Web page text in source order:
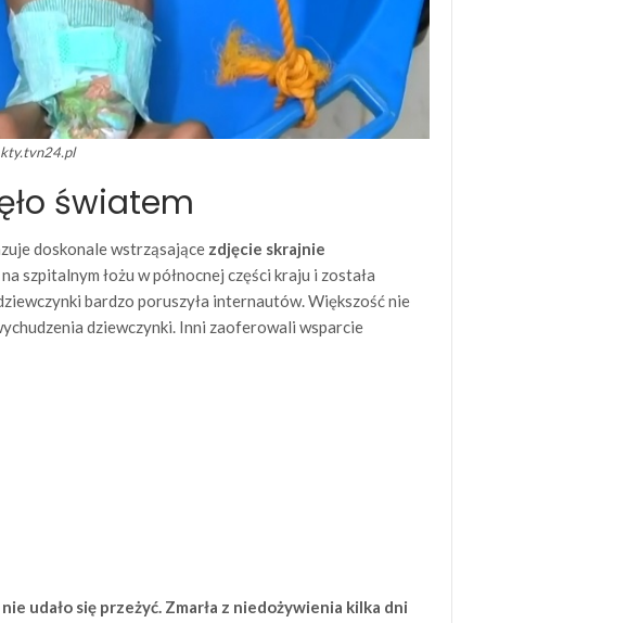
światem
doskonale wstrząsające zdjęcie skrajnie
szpitalnym łożu w północnej części kraju i została
bardzo poruszyła internautów. Większość nie
dziewczynki. Inni zaoferowali wsparcie
udało się przeżyć. Zmarła z niedożywienia kilka dni